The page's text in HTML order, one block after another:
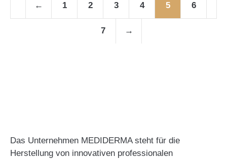
← 1 2 3 4 5 6
7 →
Das Unternehmen MEDIDERMA steht für die
Herstellung von innovativen professionalen